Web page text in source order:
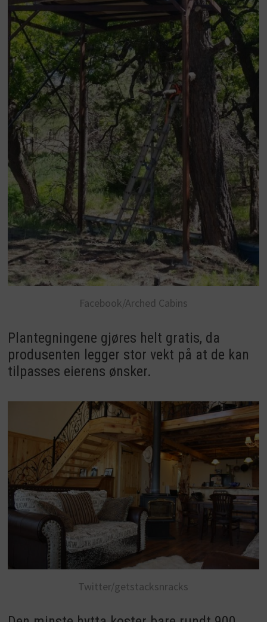
Facebook/Arched Cabins
Plantegningene gjøres helt gratis, da
produsenten legger stor vekt på at de kan
tilpasses eierens ønsker.
Twitter/getstacksnracks